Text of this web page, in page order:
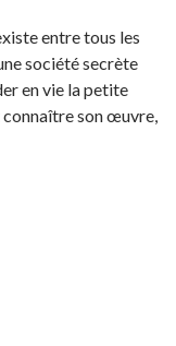
entre tous les
société secrète
en vie la petite
connaître son œuvre,